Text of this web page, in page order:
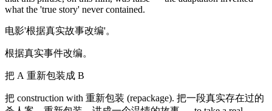
what the 'true story' never contained.
电影'根据真实故事改编'。
根据真实事件改编。
把 A 重新包装成 B
把 construction with 重新包装 (repackage). 把一段真实存在过的